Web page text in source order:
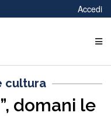
Accedi
cultura
domani le